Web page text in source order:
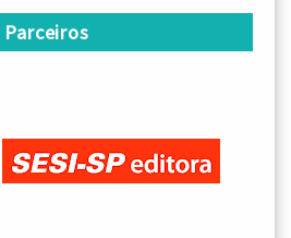
Parceiros